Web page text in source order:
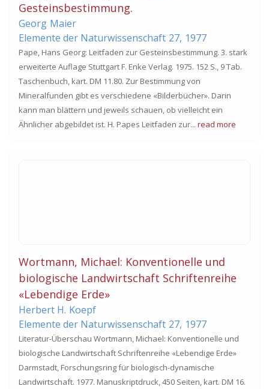
Gesteinsbestimmung.
Georg Maier
Elemente der Naturwissenschaft 27, 1977
Pape, Hans Georg: Leitfaden zur Gesteinsbestimmung. 3. stark
erweiterte Auflage Stuttgart F. Enke Verlag. 1975. 152 S., 9 Tab.
Taschenbuch, kart. DM 11.80. Zur Bestimmung von
Mineralfunden gibt es verschiedene «Bilderbücher». Darin
kann man blättern und jeweils schauen, ob vielleicht ein
Ähnlicher abgebildet ist. H. Papes Leitfaden zur... read more
Wortmann, Michael: Konventionelle und
biologische Landwirtschaft Schriftenreihe
«Lebendige Erde»
Herbert H. Koepf
Elemente der Naturwissenschaft 27, 1977
Literatur-Überschau Wortmann, Michael: Konventionelle und
biologische Landwirtschaft Schriftenreihe «Lebendige Erde»
Darmstadt, Forschungsring für biologisch-dynamische
Landwirtschaft. 1977. Manuskriptdruck, 450 Seiten, kart. DM 16.